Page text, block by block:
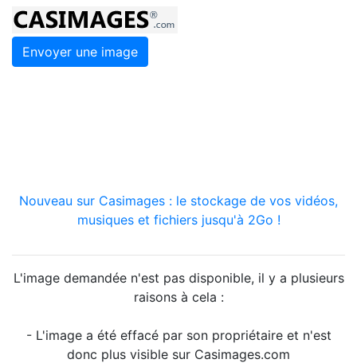
Envoyer une image
Nouveau sur Casimages : le stockage de vos vidéos,
musiques et fichiers jusqu'à 2Go !
L'image demandée n'est pas disponible, il y a plusieurs
raisons à cela :
- L'image a été effacé par son propriétaire et n'est
donc plus visible sur Casimages.com